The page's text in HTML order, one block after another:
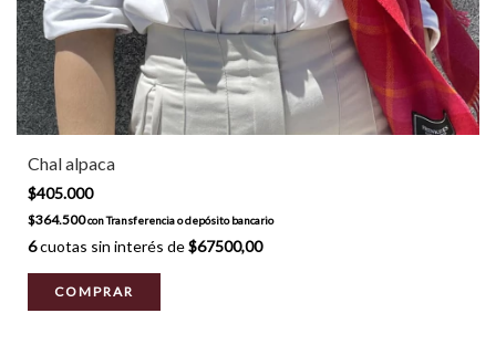
Chal alpaca
$405.000
$364.500conTransferencia o depósito bancario
6cuotas sin interés de$67500,00